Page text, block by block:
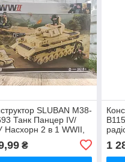
SLUBAN M38-
Танк Панцер IV/
Насхорн 2 в 1 WWII,
₴ 1